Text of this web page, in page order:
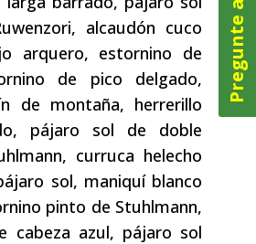
alcaudón cuco
arquero, estornino de
de pico delgado,
de montaña, herrerillo
pájaro sol de doble
curruca helecho
sol, maniquí blanco
pinto de Stuhlmann,
cabeza azul, pájaro sol